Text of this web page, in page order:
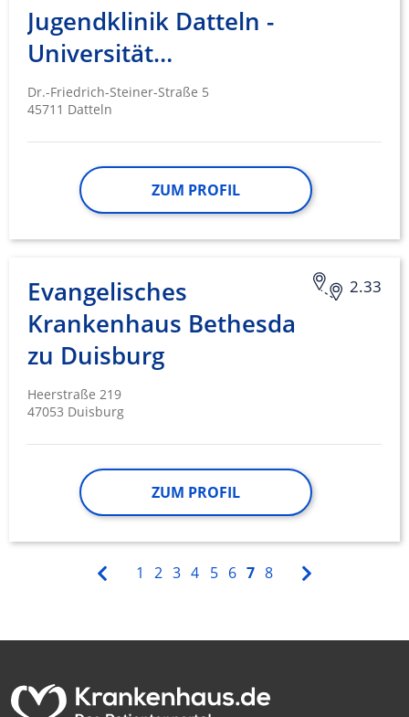
Jugendklinik Datteln -
Universität…
Dr.-Friedrich-Steiner-Straße 5
45711 Datteln
ZUM PROFIL
2.33
Evangelisches
Krankenhaus Bethesda
zu Duisburg
Heerstraße 219
47053 Duisburg
ZUM PROFIL
1 2 3 4 5 6 7 8